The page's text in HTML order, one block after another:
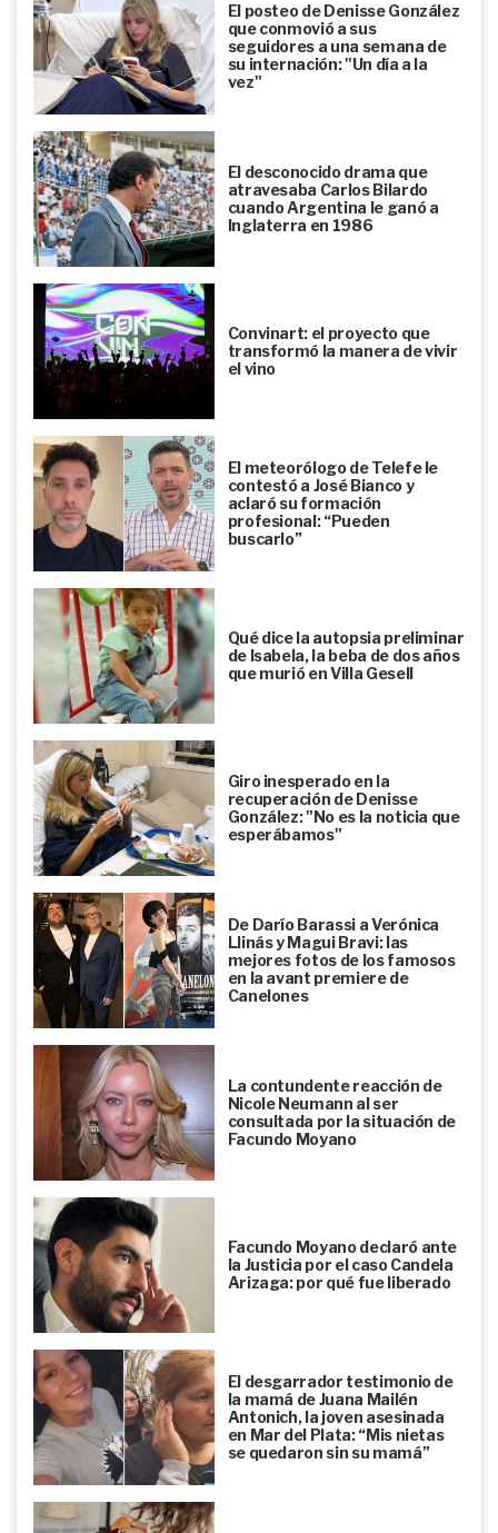
El posteo de Denisse González
que conmovió a sus
seguidores a una semana de
su internación: "Un día a la
vez"
El desconocido drama que
atravesaba Carlos Bilardo
cuando Argentina le ganó a
Inglaterra en 1986
Convinart: el proyecto que
transformó la manera de vivir
el vino
El meteorólogo de Telefe le
contestó a José Bianco y
aclaró su formación
profesional: “Pueden
buscarlo”
Qué dice la autopsia preliminar
de Isabela, la beba de dos años
que murió en Villa Gesell
Giro inesperado en la
recuperación de Denisse
González: "No es la noticia que
esperábamos"
De Darío Barassi a Verónica
Llinás y Magui Bravi: las
mejores fotos de los famosos
en la avant premiere de
Canelones
La contundente reacción de
Nicole Neumann al ser
consultada por la situación de
Facundo Moyano
Facundo Moyano declaró ante
la Justicia por el caso Candela
Arizaga: por qué fue liberado
El desgarrador testimonio de
la mamá de Juana Mailén
Antonich, la joven asesinada
en Mar del Plata: “Mis nietas
se quedaron sin su mamá”